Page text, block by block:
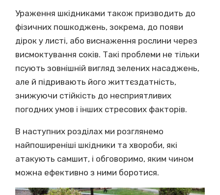
Ураження шкідниками також призводить до
фізичних пошкоджень, зокрема, до появи
дірок у листі, або виснаження рослини через
висмоктування соків. Такі проблеми не тільки
псують зовнішній вигляд зелених насаджень,
але й підривають його життєздатність,
знижуючи стійкість до несприятливих
погодних умов і інших стресових факторів.
В наступних розділах ми розглянемо
найпоширеніші шкідники та хвороби, які
атакують самшит, і обговоримо, яким чином
можна ефективно з ними боротися.